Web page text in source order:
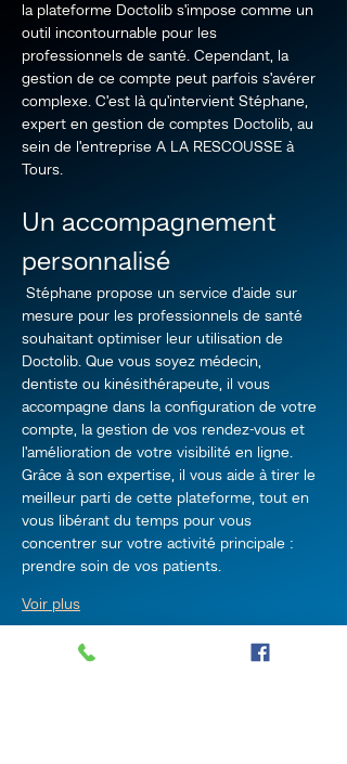
la plateforme Doctolib s'impose comme un
outil incontournable pour les
professionnels de santé. Cependant, la
gestion de ce compte peut parfois s'avérer
complexe. C'est là qu'intervient Stéphane,
expert en gestion de comptes Doctolib, au
sein de l'entreprise A LA RESCOUSSE à
Tours.
Un accompagnement
personnalisé
mesure pour les professionnels de santé
souhaitant optimiser leur utilisation de
Doctolib. Que vous soyez médecin,
dentiste ou kinésithérapeute, il vous
accompagne dans la configuration de votre
compte, la gestion de vos rendez-vous et
l'amélioration de votre visibilité en ligne.
Grâce à son expertise, il vous aide à tirer le
meilleur parti de cette plateforme, tout en
vous libérant du temps pour vous
concentrer sur votre activité principale :
prendre soin de vos patients.
Voir plus